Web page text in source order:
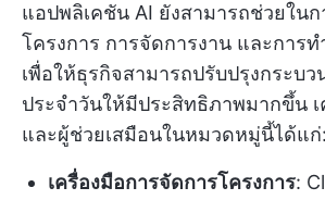
แอปพลิเคชัน AI ยังสามารถช่วยใน
โครงการ การจัดการงาน และการ
เพื่อให้ธุรกิจสามารถปรับปรุงกระบว
ประจำวันให้มีประสิทธิภาพมากขึ้น
และผู้ช่วยเสมือนในหมวดหมู่นี้ได้แก่:
เครื่องมือการจัดการโครงการ: